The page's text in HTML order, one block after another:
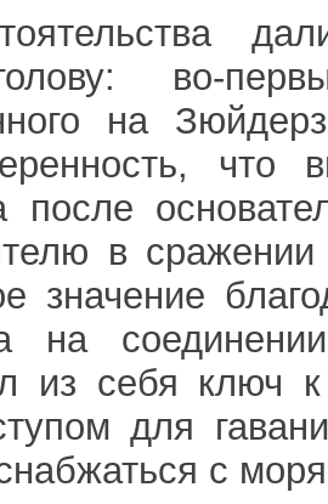
во-
на
что
после
в
значение
на
из себя ключ
для
с